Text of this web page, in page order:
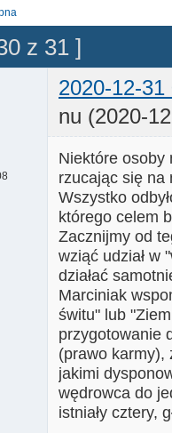
z 31 ]
2020-12-31
nu (2020-
Niektóre osoby
rzucając się na
Wszystko
którego celem
Zacznijmy od
wziąć udział w
działać
Marciniak
świtu" lub
przygotowanie
(prawo karmy),
jakimi
wędrowca do
istniały cztery,